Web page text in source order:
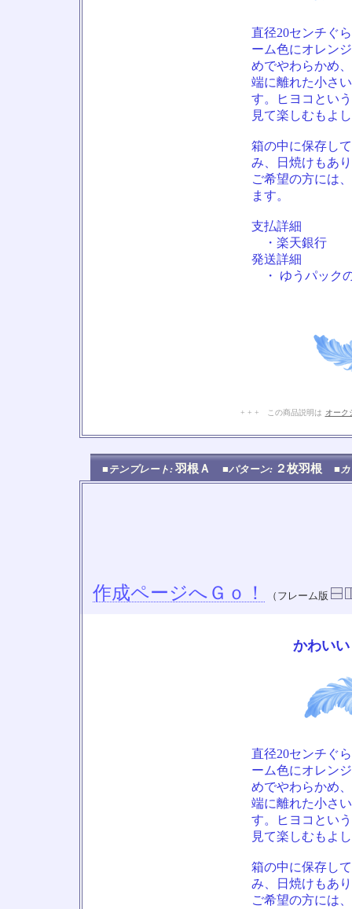
直径20センチぐ
ーム色にオレン
めでやわらかめ
端に離れた小さ
す。ヒヨコとい
見て楽しむもよ
箱の中に保存し
み、日焼けもあ
ご希望の方には
ます。
支払詳細
・楽天銀行
発送詳細
・ ゆうパック
+ + + この商品説明は オーク
■テンプレート: 羽根Ａ ■パターン: ２枚羽根 ■
作成ページへＧｏ！ （フレーム版
かわい
直径20センチぐ
ーム色にオレン
めでやわらかめ
端に離れた小さ
す。ヒヨコとい
見て楽しむもよ
箱の中に保存し
み、日焼けもあ
ご希望の方には